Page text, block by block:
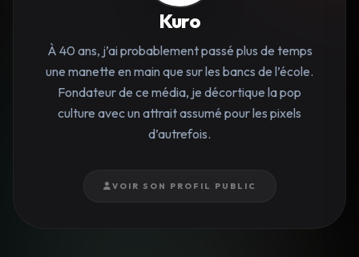
Kuro
À 40 ans, j’ai probablement passé plus de temps
une manette en main que sur les bancs de l’école.
Fondateur de ce média, je décortique la pop
culture avec un attrait assumé pour les pixels
d’autrefois.
VOIR SON PROFIL PUBLIC